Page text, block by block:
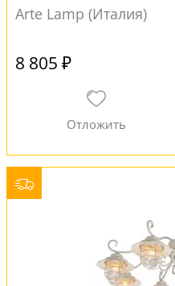
Arte Lamp (Италия)
8 805 ₽